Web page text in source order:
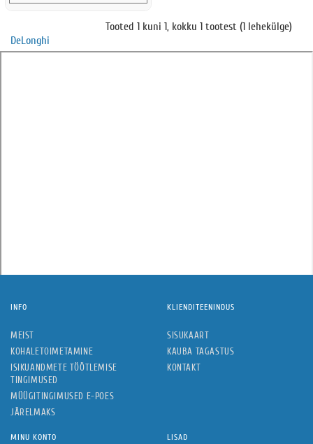
Tooted 1 kuni 1, kokku 1 tootest (1 lehekülge)
DeLonghi
INFO
MEIST
KOHALETOIMETAMINE
ISIKUANDMETE TÖÖTLEMISE
TINGIMUSED
MÜÜGITINGIMUSED E-POES
JÄRELMAKS
KLIENDITEENINDUS
SISUKAART
KAUBA TAGASTUS
KONTAKT
MINU KONTO LISAD